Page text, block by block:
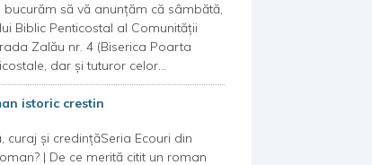
bucurăm să vă anunțăm că sâmbătă,
Biblic Penticostal al Comunității
Zalău nr. 4 (Biserica Poarta
dar și tuturor celor...
istoric crestin
și credințăSeria Ecouri din
| De ce merită citit un roman